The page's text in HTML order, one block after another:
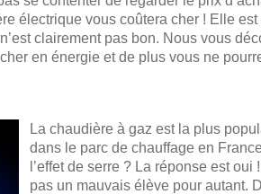
électrique vous coûtera cher ! Elle
clairement pas bon. Nous vous
en énergie et de plus vous ne
La chaudière à gaz est la plus
dans le parc de chauffage en
l’effet de serre ? La réponse est
pas un mauvais élève pour autant.